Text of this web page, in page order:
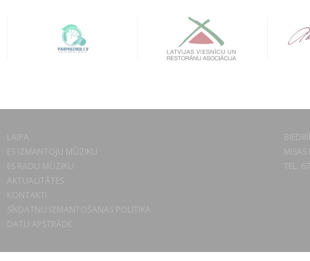
LAIPA
ES IZMANTOJU MŪZIKU
ES RADU MŪZIKU
AKTUALITĀTES
KONTAKTI
SĪKDATŅU IZMANTOŠANAS POLITIKA
DATU APSTRĀDE
TEL.